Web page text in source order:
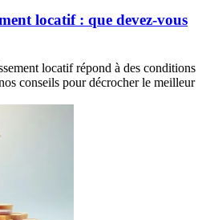
locatif : que devez-vous
locatif répond à des conditions
conseils pour décrocher le meilleur